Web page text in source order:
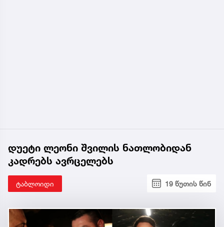
დუეტი ლეონი შვილის ნათლობიდან
კადრებს ავრცელებს
ტაბლოიდი 19 წუთის წინ